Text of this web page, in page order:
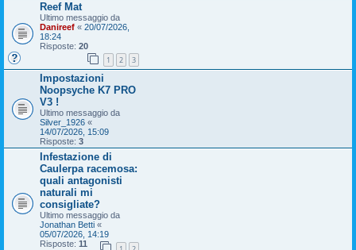
Reef Mat
Ultimo messaggio da
Danireef « 20/07/2026,
18:24
Risposte: 20
1 2 3
Impostazioni
Noopsyche K7 PRO
V3 !
Ultimo messaggio da
Silver_1926 «
14/07/2026, 15:09
Risposte: 3
Infestazione di
Caulerpa racemosa:
quali antagonisti
naturali mi
consigliate?
Ultimo messaggio da
Jonathan Betti «
05/07/2026, 14:19
Risposte: 11